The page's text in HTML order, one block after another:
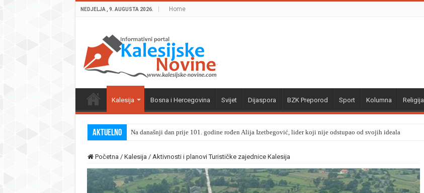
NEDJELJA , 9. AUGUSTA 2026. Home
Kalesija Bosna i Hercegovina Svijet Dijaspora BZK Preporod Sport Kolumna Religija
Aktuelno Na današnji dan prije 101. godine rođen Alija Izetbegović, lider koji nije odstupao od svojih ideala
Početna / Kalesija / Aktivnosti i planovi Turističke zajednice Kalesija